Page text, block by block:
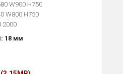
W900 H750
W800 H750
2000
18 мм